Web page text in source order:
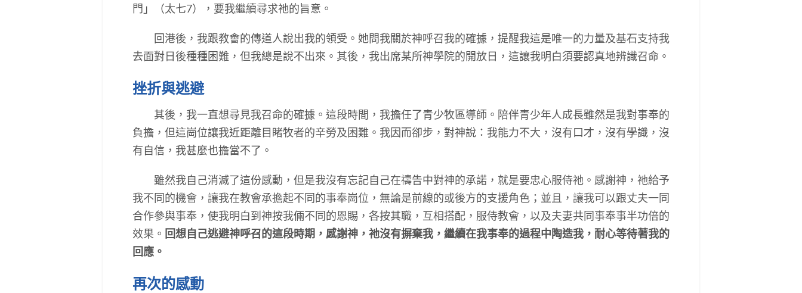
門」（太七7），要我繼續尋求祂的旨意。
回港後，我跟教會的傳道人說出我的領受。她問我關於神呼召我的確據，提醒我這是唯一的力量及基石支持我
去面對日後種種困難，但我總是說不出來。其後，我出席某所神學院的開放日，這讓我明白須要認真地辨識召命。
挫折與逃避
其後，我一直想尋見我召命的確據。這段時間，我擔任了青少牧區導師。陪伴青少年人成長雖然是我對事奉的
負擔，但這崗位讓我近距離目睹牧者的辛勞及困難。我因而卻步，對神說：我能力不大，沒有口才，沒有學識，沒
有自信，我甚麼也擔當不了。
雖然我自己消滅了這份感動，但是我沒有忘記自己在禱告中對神的承諾，就是要忠心服侍祂。感謝神，祂給予
我不同的機會，讓我在教會承擔起不同的事奉崗位，無論是前線的或後方的支援角色；並且，讓我可以跟丈夫一同
合作參與事奉，使我明白到神按我倆不同的恩賜，各按其職，互相搭配，服侍教會，以及夫妻共同事奉事半功倍的
效果。 回想自己逃避神呼召的這段時期，感謝神，祂沒有摒棄我，繼續在我事奉的過程中陶造我，耐心等待著我的
回應。
再次的感動